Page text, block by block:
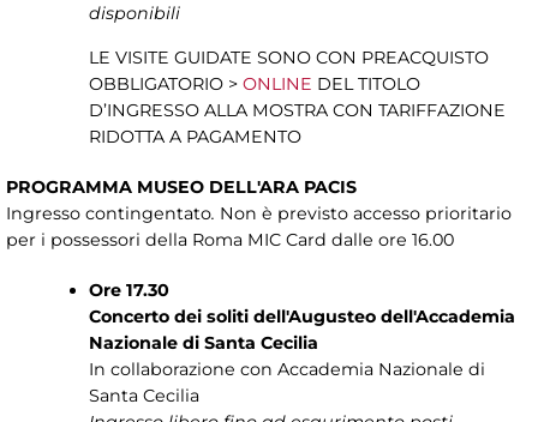
disponibili
LE VISITE GUIDATE SONO CON PREACQUISTO
OBBLIGATORIO > ONLINE DEL TITOLO
D’INGRESSO ALLA MOSTRA CON TARIFFAZIONE
RIDOTTA A PAGAMENTO
PROGRAMMA MUSEO DELL'ARA PACIS
Ingresso contingentato. Non è previsto accesso prioritario
per i possessori della Roma MIC Card dalle ore 16.00
Ore 17.30
Concerto dei soliti dell'Augusteo dell'Accademia
Nazionale di Santa Cecilia
In collaborazione con Accademia Nazionale di
Santa Cecilia